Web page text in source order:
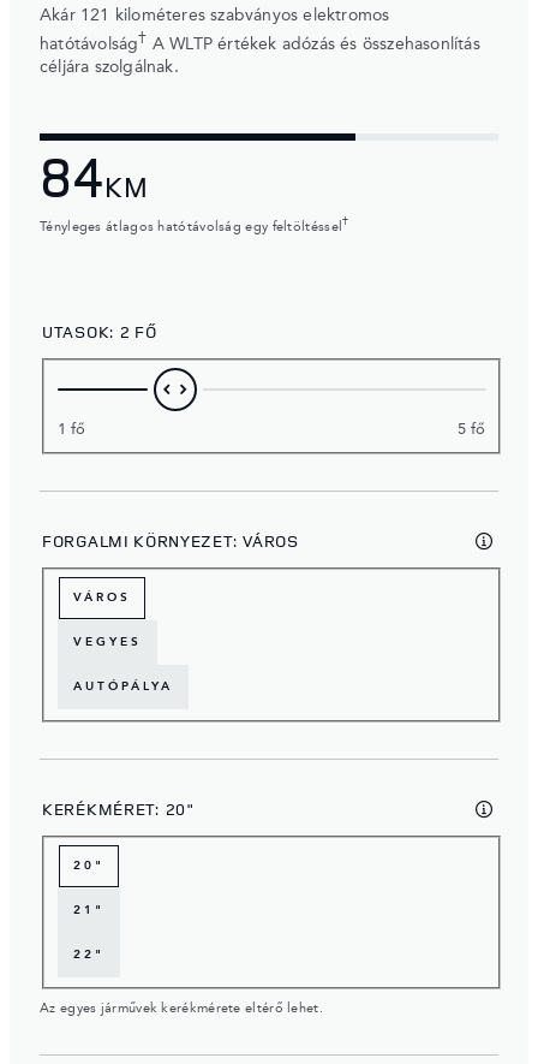
Akár 121 kilométeres szabványos elektromos
hatótávolság† A WLTP értékek adózás és összehasonlítás
céljára szolgálnak.
84KM
Tényleges átlagos hatótávolság egy feltöltéssel †
UTASOK: 2 FŐ
1 fő 5 fő
FORGALMI KÖRNYEZET: VÁROS
VÁROS
VEGYES
AUTÓPÁLYA
KERÉKMÉRET: 20"
20"
21"
22"
Az egyes járművek kerékmérete eltérő lehet.